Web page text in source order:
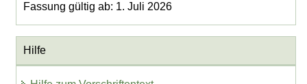
Fassung gültig ab: 1. Juli 2026
Hilfe